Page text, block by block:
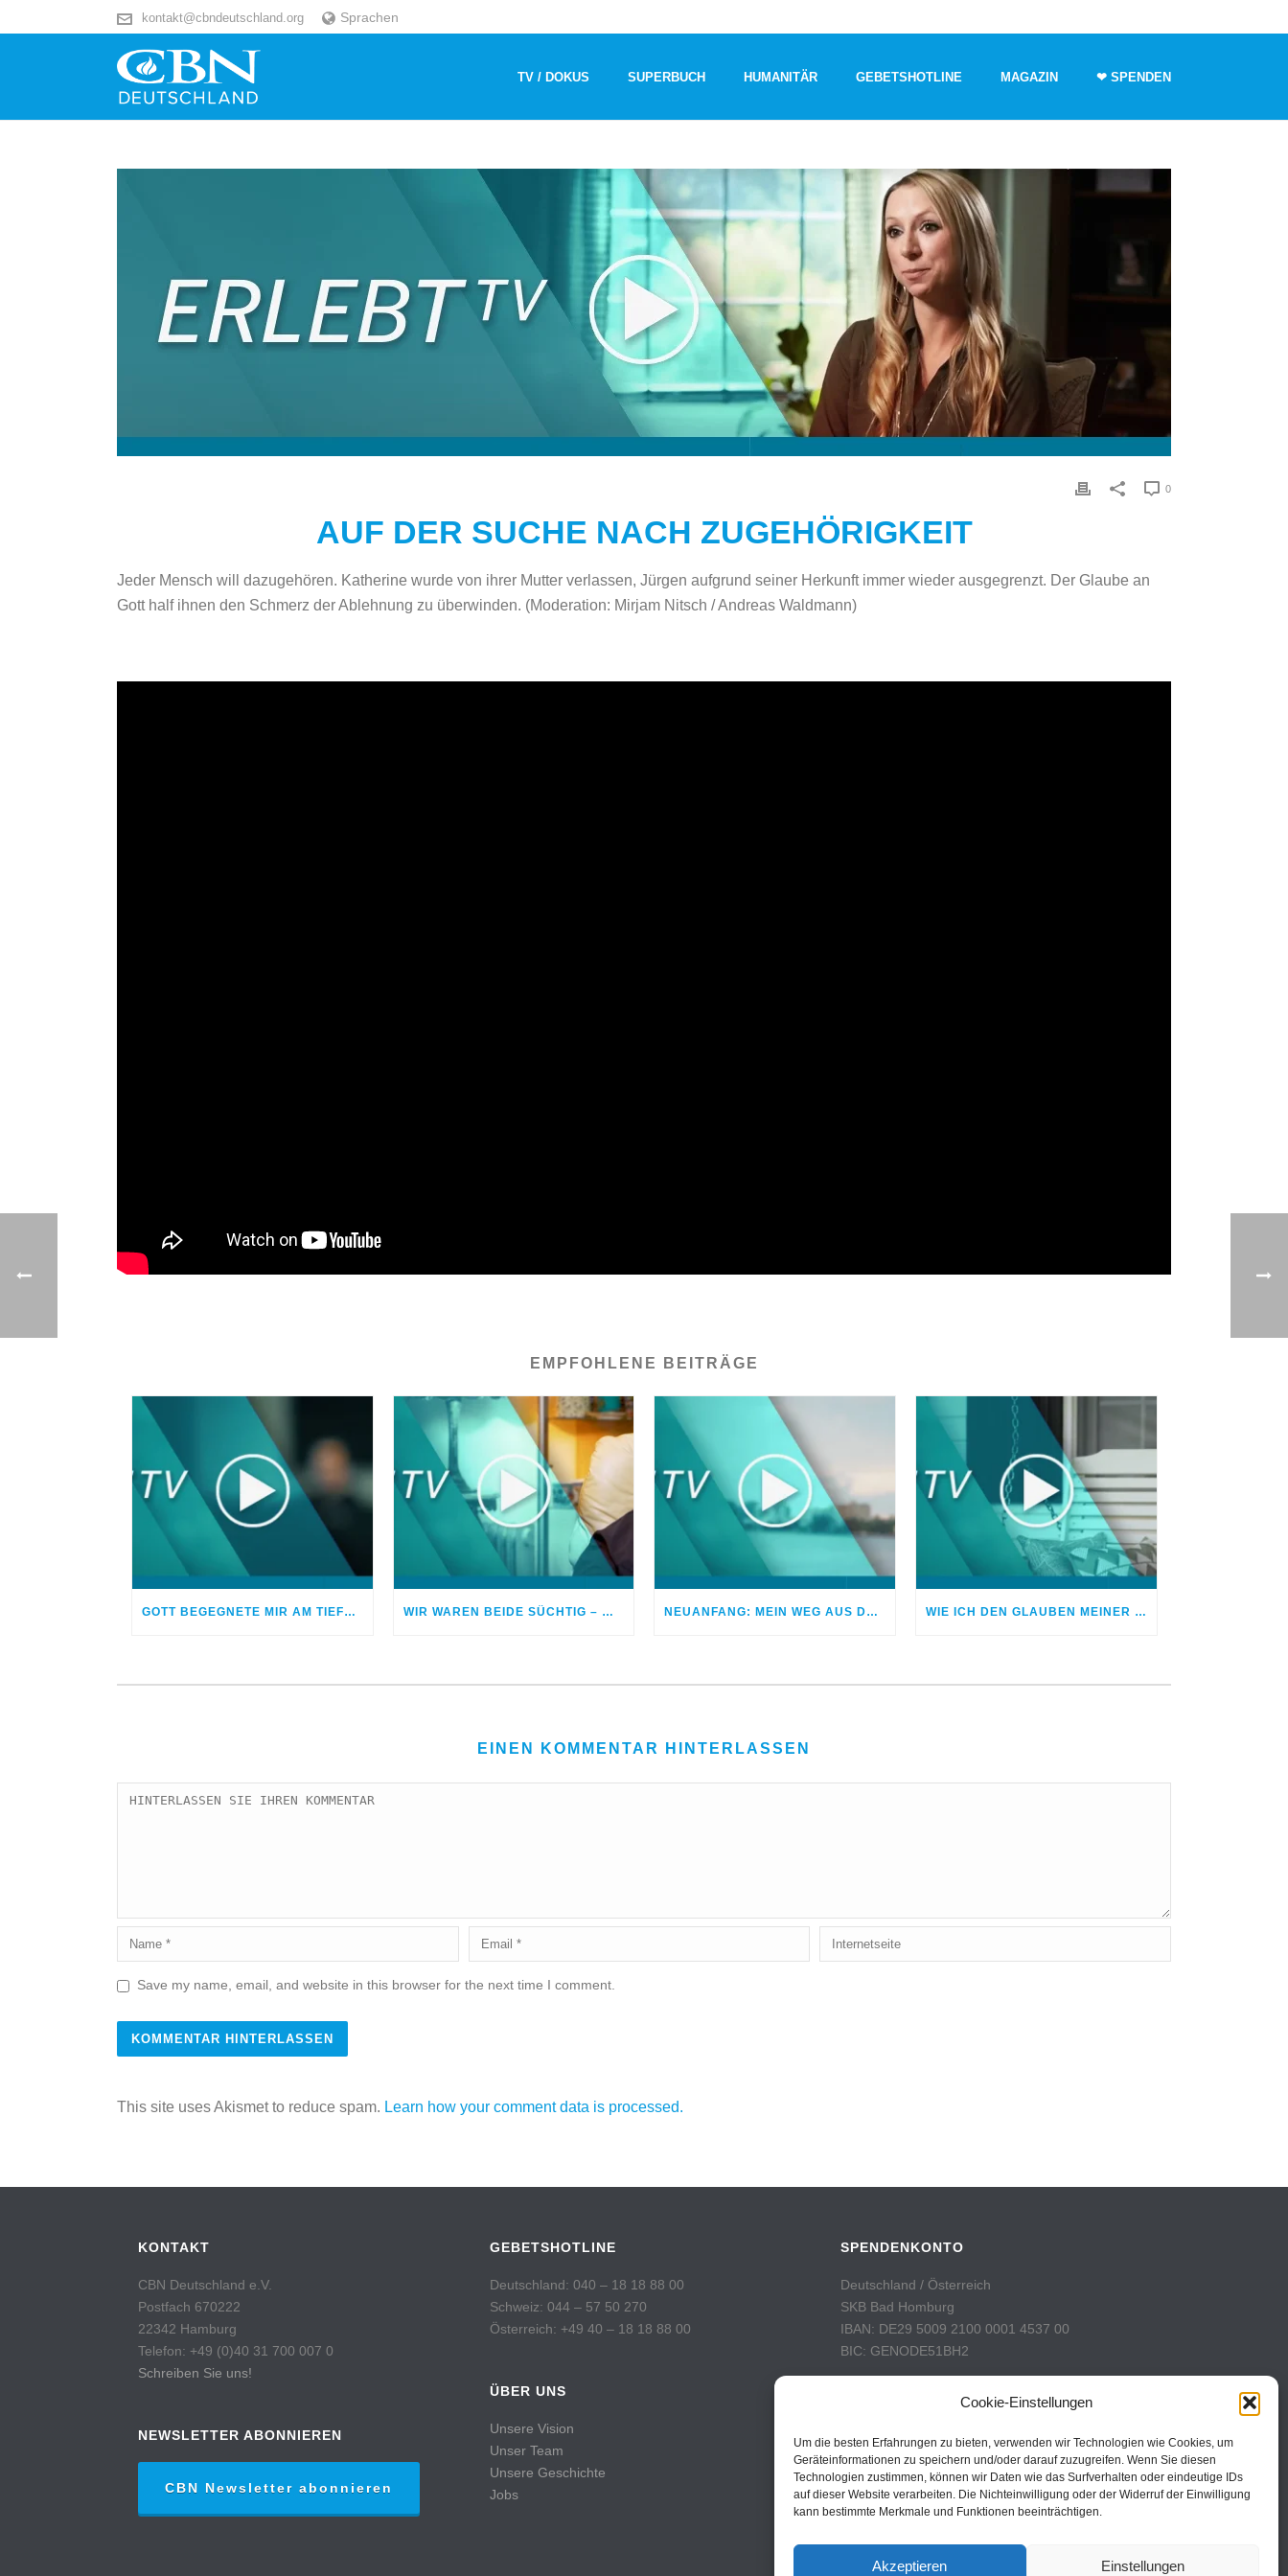
Cookie-Einstellungen
Um die besten Erfahrungen zu bieten, verwenden wir Technologien wie Cookies, um
Geräteinformationen zu speichern und/oder darauf zuzugreifen. Wenn Sie diesen
Technologien zustimmen, können wir Daten wie das Surfverhalten oder eindeutige IDs
auf dieser Website verarbeiten. Die Nichteinwilligung oder der Widerruf der Einwilligung
kann bestimmte Merkmale und Funktionen beeinträchtigen.
Akzeptieren Einstellungen
kontakt@cbndeutschland.org Sprachen
TV / DOKUS SUPERBUCH HUMANITÄR GEBETSHOTLINE MAGAZIN ❤ SPENDEN
0
AUF DER SUCHE NACH ZUGEHÖRIGKEIT
Jeder Mensch will dazugehören. Katherine wurde von ihrer Mutter verlassen, Jürgen aufgrund seiner Herkunft immer wieder ausgegrenzt. Der Glaube an
Gott half ihnen den Schmerz der Ablehnung zu überwinden. (Moderation: Mirjam Nitsch / Andreas Waldmann)
EMPFOHLENE BEITRÄGE
GOTT BEGEGNETE MIR AM TIEFPUNKT MEINER DROGENSUCHT WIR WAREN BEIDE SÜCHTIG – WENN EHEPAARE DROGEN NEHMEN NEUANFANG: MEIN WEG AUS DER DROGENSUCHT WIE ICH DEN GLAUBEN MEINER KINDHEIT WIEDERFAND
EINEN KOMMENTAR HINTERLASSEN
Save my name, email, and website in this browser for the next time I comment.
This site uses Akismet to reduce spam. Learn how your comment data is processed.
KONTAKT
CBN Deutschland e.V.
Postfach 670222
22342 Hamburg
Telefon: +49 (0)40 31 700 007 0
Schreiben Sie uns!
NEWSLETTER ABONNIEREN
CBN Newsletter abonnieren
GEBETSHOTLINE
Deutschland: 040 – 18 18 88 00
Schweiz: 044 – 57 50 270
Österreich: +49 40 – 18 18 88 00
ÜBER UNS
Unsere Vision
Unser Team
Unsere Geschichte
Jobs
SPENDENKONTO
Deutschland / Österreich
SKB Bad Homburg
IBAN: DE29 5009 2100 0001 4537 00
BIC: GENODE51BH2
Konto: 60-742493-7
IBAN: CH31 0900 0000 6074 2493 7
BIC: POFICHBEXXX